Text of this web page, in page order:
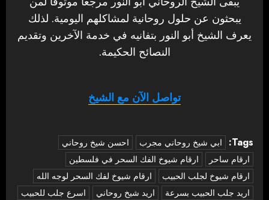
يبحثون عن حلول روحانية لمشاكلهم اليومية. لذلك
يعرف الشيخ أبو النور بتفانيه في خدمة الآخرين وتقديم
النصائح الحكيمة.
تواصل الآن مع الشيخ
Tags: ‏ابي شيخ روحاني مجرب
احسن شيخ روحاني
ارقام ساحر
ارقام شيوخ الفك السحر في فلسطين
ارقام شيوخ لجلب الحبيب
ارقام شيوخ لفك السحر لوجه الله
اريد جلب الحبيب بسرعة
اريد شيخ روحاني
اسرع جلب للحبيب